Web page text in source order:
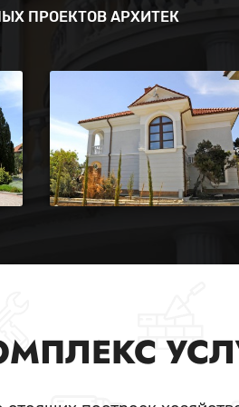
ПРОЕКТОВ АРХИТЕК